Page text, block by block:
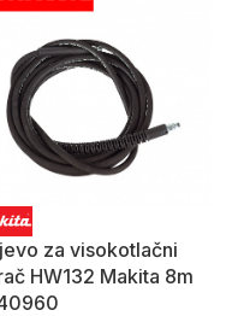
za visokotlačni
HW132 Makita 8m